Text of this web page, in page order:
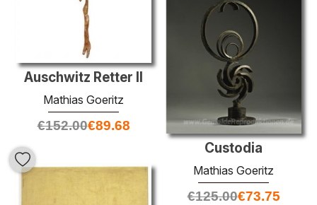
Auschwitz Retter II
Mathias Goeritz
€152.00€89.68
Custodia
Mathias Goeritz
€125.00€73.75